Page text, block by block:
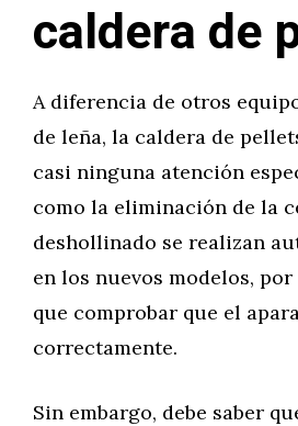
caldera de
A diferencia de otros
de leña, la caldera de
casi ninguna atención
como la eliminación de la
deshollinado se realizan
en los nuevos modelos,
que comprobar que el
correctamente.
Sin embargo, debe saber